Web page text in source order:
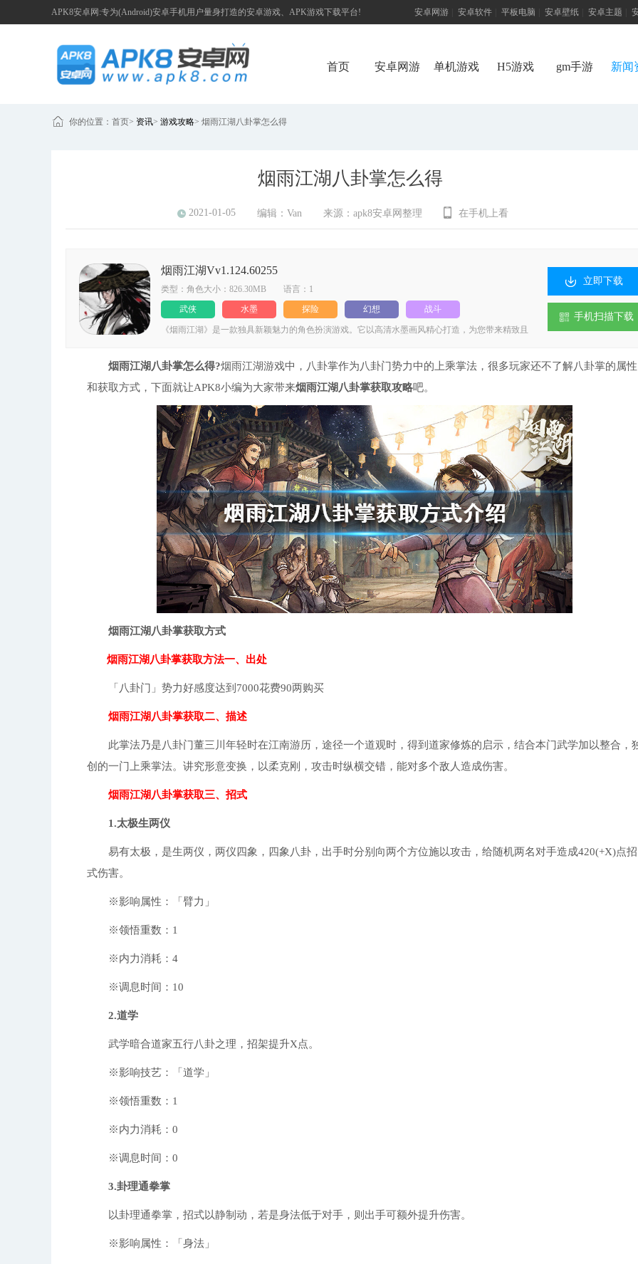
APK8安卓网:专为(Android)安卓手机用户量身打造的安卓游戏、APK游戏下载平台! 安卓网游 安卓软件 平板电脑 安卓壁纸 安卓主题
首页 安卓网游 单机游戏 H5游戏 gm手游 新闻
你的位置： 首页> 资讯> 游戏攻略> 烟雨江湖八卦掌怎么得
烟雨江湖八卦掌怎么得
2021-01-05 编辑： Van 来源： apk8安卓网整理 在手机上看
烟雨江湖Vv1.124.60255
类型：角色大小：826.30MB 语言：1
武侠
水墨 探险 幻想 战斗
《烟雨江湖》是一款独具新颖魅力的角色扮演游戏。它以高清水墨画风精心打造，为您带来精致且
衣楼、雁门关等特色地点，还有武功系统、南阳渡以及各类副本玩法等丰富内容。精彩的游戏剧情
玩家学习修炼，更设置了七大副本以及数十名江湖邪恶头领供玩家挑战，极大地增强了游戏的可玩
轻松收集 身怀各色绝技的伙伴等您招募，玩家自由的收集，助力玩家勇闯天涯，问鼎武林。 2、解
锁技能 各种各样的辅助技能可以解锁，比如丹青、书法、钓鱼、烹饪、炼丹等，欢乐多。 3、趣味
玩法 丰富多样的玩法和精彩的剧情，让您的江湖之旅，变得趣味多样，久玩不会无聊。 4、提升实
力 身怀绝世神兵与神秘武学等待玩家掌握，一步步的提升战斗的实力，轻松的冒险。 5、击败对手
比武切磋，与众高手武道论剑，成功的击败对手，提升自己的名气，十分的耐玩。 6、自由冒险 开
放式的武侠世界可以冒险，游戏富有超高的自由度，更多的内容，都能来解锁。 游戏内容 1、唯美
的水墨色调，能为您带来更为舒适的视觉享受。游戏中不仅有着诸多热血剧情，在地图构造上，更
是精心打造出几十种风格各异的地貌地形。同时，全新的挑战等待您去解锁，使游戏充满无限欢
乐。 2、战斗系统采用回合制。在每回合中，玩家能够进行聚气操作，借助自身的聚气系统，可释
放出一系列强大技能，助力您轻松秒杀敌人。成功取胜后，游戏给予的奖励会更为丰厚。 3、玩家
可自定义选择出身、身份与爱好的初始属性，这种游戏玩法新颖独特，游戏内还藏有无尽的隐藏元
素。与此同时，游戏配备了引人入胜的剧情主线故事，以及完善的角色培养体系，玩起来趣味十
足。 4、主线任务与支线任务巧妙融合，为您带来精彩纷呈的剧情体验。不仅如此，游戏中还有一
个真实可感的江湖世界等待您去解锁，其间充满了趣味十足的精彩冒险，大大增强了游戏的可玩
性。多种多样的游戏挑战，让您在游玩过程中时刻保持新鲜感，绝不会感到无聊。 游戏亮点 1、全
新的剧情类游戏玩法，2D武侠阿画风，细腻清晰的场景画面。 2、众多完善的系统设定，如商城交
易、主支线任务、门派战斗等。 3、轻快悦耳的BGM，轻松易于上手的操作，全新的武侠游戏体
验。 4、面对不同的游戏剧情，做出你的选择，不同选择有着不同结局。 游戏玩法 1. 妙手回春Ⅱ。
需完成救治药王的日常任务，同时要将柳如意的友好度提升至50。在洛阳的红萝绣庄（20，22）触
发剧情，选择“自然记得”，并赠送柳如意玫瑰胭脂。 2、妙手回春Ⅲ。触发条件为柳如意好感度达到
80，且已完成妙手回春Ⅱ。此任务需在夜晚执行，并且柳如意必须上阵。任务所需物品有灵芝、人
客栈(15, 20)打听地下拍卖会，输入特定口令后进入地下拍卖会。在拍卖会上，参与叫价并支付20两
王谷。 4、当完成上述任务，同时柳如意好感度达到80及以上，且游戏时间处于夜晚，并且柳如意
处于上阵状态时，便能够触发【妙手回春Ⅲ】任务。此任务的需求为：【灵芝】30个、【人参】30
新：《奇人要术》 2、支线更新：定州塔 3、江湖杂谈更新 4、商城上架新时装：秋霜夜锦 5、千机
------------ 8、修复奇遇腰饰品质颜色错误问题 9、修复了百级伏羲刀、雪走等装备施展相关武学时
加成未生效的问题 10、修复了枯骨门快速击杀尹茂后，会跳过薛金钗阶段判定战斗胜利的问题
11、修复了使用幽古琴弹奏曲谱时可能出现错误BUFF的问题 12、修复了千回百转精进三“抑守于
攻”不生效的问题 v1.124.57105 版本 1、修复了奇遇内容中的已知BUG 2、闻香度可存放进凤鸣书院
分BUFF图标错误问题 4、修复其他已知BUG
立即下载
手机扫描下载
烟雨江湖八卦掌怎么得?烟雨江湖游戏中，八卦掌作为八卦门势力中的上乘掌法，很多玩家还不了解八卦掌的属性
和获取方式，下面就让APK8小编为大家带来烟雨江湖八卦掌获取攻略吧。
烟雨江湖八卦掌获取方式
烟雨江湖八卦掌获取方法一、出处
「八卦门」势力好感度达到7000花费90两购买
烟雨江湖八卦掌获取二、描述
此掌法乃是八卦门董三川年轻时在江南游历，途径一个道观时，得到道家修炼的启示，结合本门武学加以整合，
创的一门上乘掌法。讲究形意变换，以柔克刚，攻击时纵横交错，能对多个敌人造成伤害。
烟雨江湖八卦掌获取三、招式
1.太极生两仪
易有太极，是生两仪，两仪四象，四象八卦，出手时分别向两个方位施以攻击，给随机两名对手造成420(+X)点招
式伤害。
※影响属性：「臂力」
※领悟重数：1
※内力消耗：4
※调息时间：10
2.道学
武学暗合道家五行八卦之理，招架提升X点。
※影响技艺：「道学」
※领悟重数：1
※内力消耗：0
※调息时间：0
3.卦理通拳掌
以卦理通拳掌，招式以静制动，若是身法低于对手，则出手可额外提升伤害。
※影响属性：「身法」